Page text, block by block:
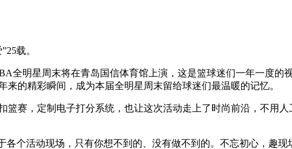
载。
全明星周末将在青岛国信体育馆上演，这是篮球迷们一年一度
来的精彩瞬间，成为本届全明星周末留给球迷们最温暖的记忆。
篮赛，定制电子打分系统，也让这次活动走上了时尚前沿，不用
各个活动现场，只有你想不到的、没有做不到的。不忘初心，趣